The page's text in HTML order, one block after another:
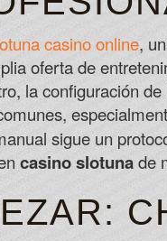
The
21luckybet
casino online,
oferta de
la configuración
sigue un
casino slotunade